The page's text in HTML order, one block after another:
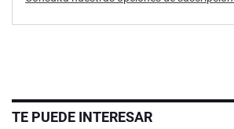
TE PUEDE INTERESAR